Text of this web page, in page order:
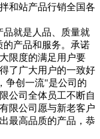
和站产品行销全国各
就是人品、质量就
产品和服务。承诺
限度的满足用户要
了广大用户的一致好
争创一流"是公司的
公司全体员工不断自
限公司愿与新老客户
最高品质的产品，恭